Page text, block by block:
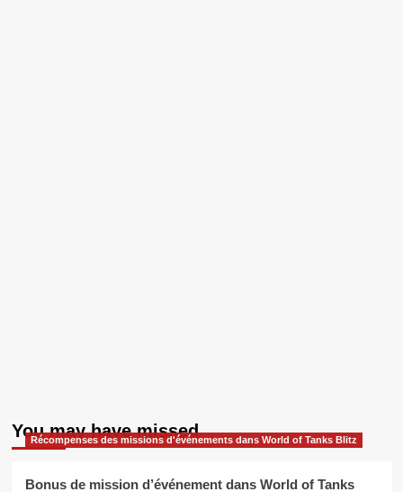
You may have missed
Récompenses des missions d'événements dans World of Tanks Blitz
Bonus de mission d’événement dans World of Tanks